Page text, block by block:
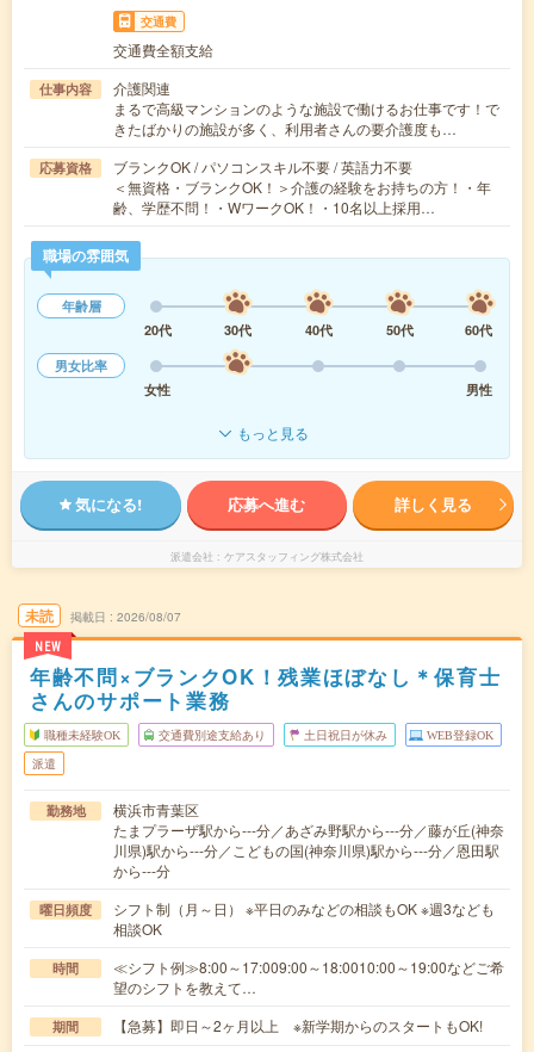
交通費
交通費全額支給
仕事内容
介護関連
まるで高級マンションのような施設で働けるお仕事です！で
きたばかりの施設が多く、利用者さんの要介護度も…
応募資格
ブランクOK / パソコンスキル不要 / 英語力不要
＜無資格・ブランクOK！＞介護の経験をお持ちの方！・年
齢、学歴不問！・WワークOK！・10名以上採用…
職場の雰囲気
年齢層
20代
30代 40代 50代
60代
男女比率
女性
男性
もっと見る
気になる! 応募へ進む 詳しく見る
派遣会社 ケアスタッフィング株式会社
未読
NEW
掲載日 2026/08/07
年齢不問×ブランクOK！残業ほぼなし＊保育士
さんのサポート業務
職種未経験OK 交通費別途支給あり 土日祝日が休み WEB登録OK
派遣
勤務地
横浜市青葉区
たまプラーザ駅から---分／あざみ野駅から---分／藤が丘(神奈
川県)駅から---分／こどもの国(神奈川県)駅から---分／恩田駅
から---分
曜日頻度
シフト制（月～日） ※平日のみなどの相談もOK ※週3なども
相談OK
時間
≪シフト例≫8:00～17:009:00～18:0010:00～19:00などご希
望のシフトを教えて…
期間 【急募】即日～2ヶ月以上 ※新学期からのスタートもOK!